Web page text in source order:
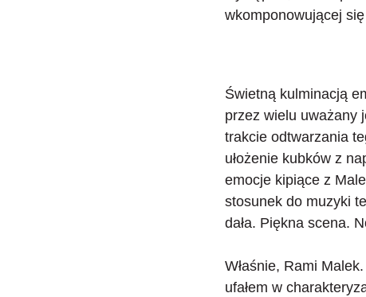
wkomponowującej
Świetną kulminacją
przez wielu uważany
trakcie odtwarzania
ułożenie kubków z
emocje kipiące z
stosunek do muzyki
dała. Piękna scena.
Właśnie, Rami
ufałem w